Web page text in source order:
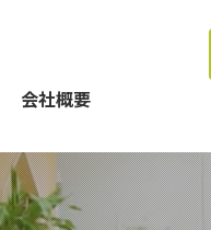
会社概要